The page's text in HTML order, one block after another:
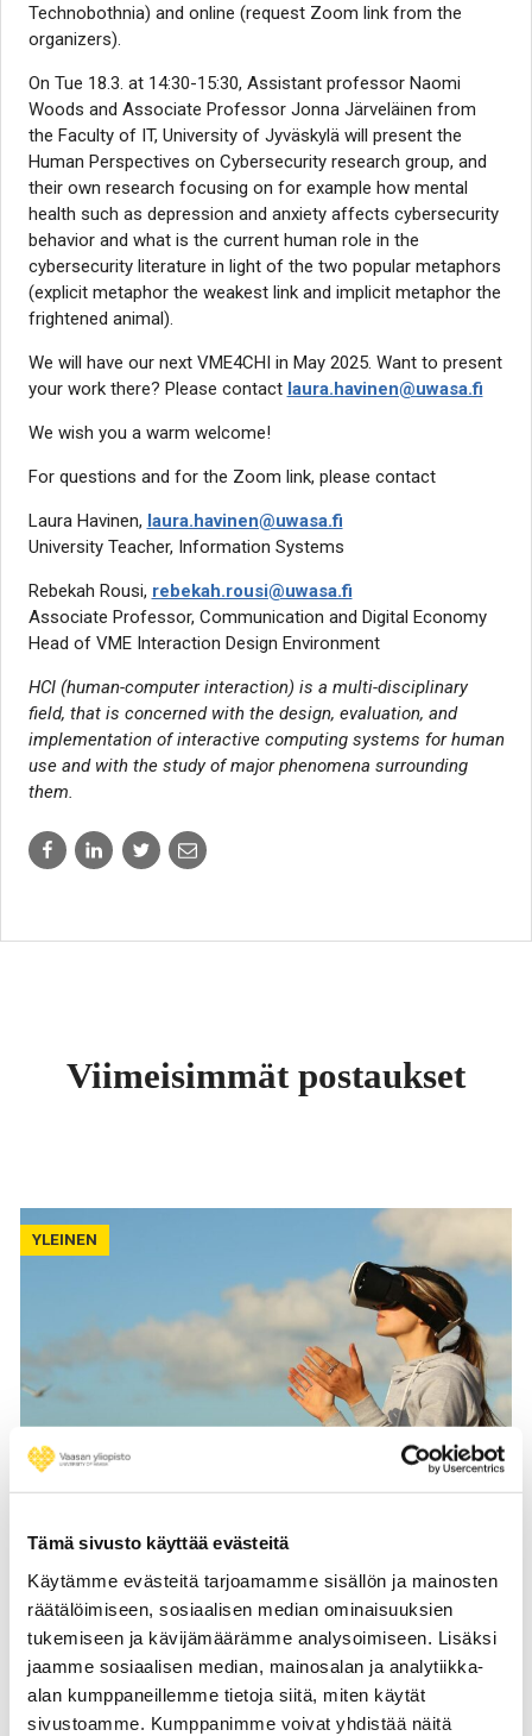
Tämä sivusto käyttää evästeitä
Käytämme evästeitä tarjoamamme sisällön ja mainosten
räätälöimiseen, sosiaalisen median ominaisuuksien
tukemiseen ja kävijämäärämme analysoimiseen. Lisäksi
jaamme sosiaalisen median, mainosalan ja analytiikka-
alan kumppaneillemme tietoja siitä, miten käytät
sivustoamme. Kumppanimme voivat yhdistää näitä
Technobothnia) and online (request Zoom link from the
organizers).
On Tue 18.3. at 14:30-15:30, Assistant professor Naomi
Woods and Associate Professor Jonna Järveläinen from
the Faculty of IT, University of Jyväskylä will present the
Human Perspectives on Cybersecurity research group, and
their own research focusing on for example how mental
health such as depression and anxiety affects cybersecurity
behavior and what is the current human role in the
cybersecurity literature in light of the two popular metaphors
(explicit metaphor the weakest link and implicit metaphor the
frightened animal).
We will have our next VME4CHI in May 2025. Want to present
your work there? Please contact laura.havinen@uwasa.fi
We wish you a warm welcome!
For questions and for the Zoom link, please contact
Laura Havinen, laura.havinen@uwasa.fi
University Teacher, Information Systems
Rebekah Rousi, rebekah.rousi@uwasa.fi
Associate Professor, Communication and Digital Economy
Head of VME Interaction Design Environment
HCI (human-computer interaction) is a multi-disciplinary
field, that is concerned with the design, evaluation, and
implementation of interactive computing systems for human
use and with the study of major phenomena surrounding
them.
Share
to:
Share
to:
Share
to:
Share
to:
Viimeisimmät postaukset
YLEINEN
18.05.2022
FAQ – Virtual Reality for learning,
gaming or business?
Virtual reality (VR) has exploded in popularity in
recent years. Despite its popularity, VR and its
capabilities remain somewhat a mystery to some.
In this blog post our expert answers to frequently
asked questions concerning virtual reality.